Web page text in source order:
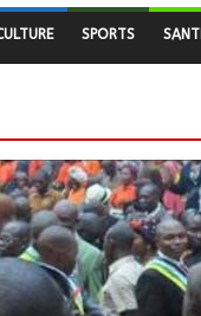
SPORTS